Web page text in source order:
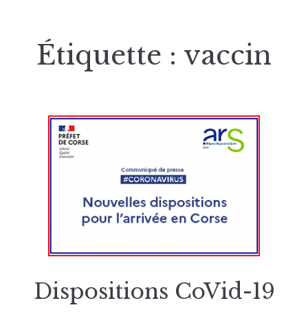
Étiquette : vaccin
Dispositions CoVid-19